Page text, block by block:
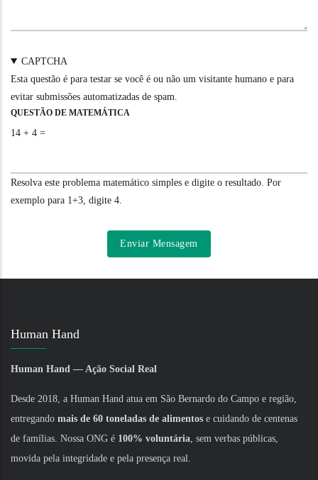
CAPTCHA
Esta questão é para testar se você é ou não um visitante humano e para
evitar submissões automatizadas de spam.
QUESTÃO DE MATEMÁTICA
14 + 4 =
Resolva este problema matemático simples e digite o resultado. Por
exemplo para 1+3, digite 4.
Human Hand
Human Hand — Ação Social Real
Desde 2018, a Human Hand atua em São Bernardo do Campo e região,
entregando mais de 60 toneladas de alimentos e cuidando de centenas
de famílias. Nossa ONG é 100% voluntária , sem verbas públicas,
movida pela integridade e pela presença real.